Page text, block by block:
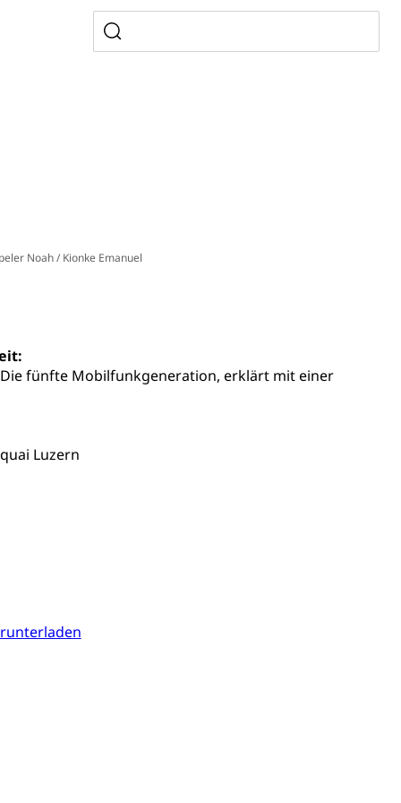
Noah / Kionke Emanuel
Die fünfte Mobilfunkgeneration, erklärt mit einer
Luzern
Betreuungsangebote
Schulliste
Pflege HF oder Studium Pflege FH
Freiwilliges Kindergarten Jahr
parallele Einfuhr, regionale
Cassis-deDijon-Prinzip
Krankenkasse
Tabakprävention, Primärprävention,
Krankenversicherung, Unfallversicherung,
Suchtkrankheit, Drogenabhängige,